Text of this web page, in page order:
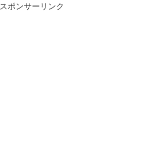
スポンサーリンク